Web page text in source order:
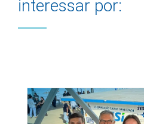
interessar por: